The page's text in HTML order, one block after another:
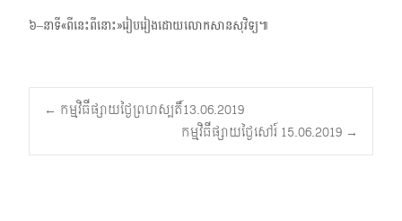
៦–នាទី«ពីនេះពីនោះ»រៀបរៀងដោយលោកសានសុវិទ្យ៕
Post
navigation
← កម្មវិធីផ្សាយថ្ងៃព្រហស្បតិ៍13.06.2019
កម្មវិធីផ្សាយថ្ងៃសៅរ៍ 15.06.2019 →